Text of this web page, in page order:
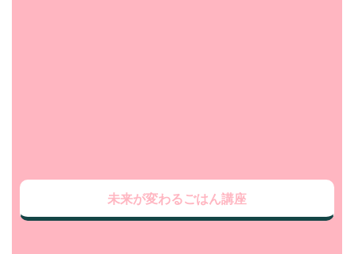
未来が変わるごはん講座